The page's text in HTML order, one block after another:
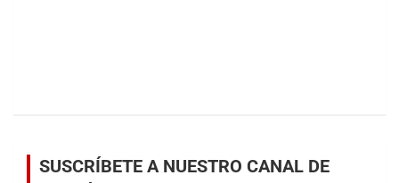
SUSCRÍBETE A NUESTRO CANAL DE